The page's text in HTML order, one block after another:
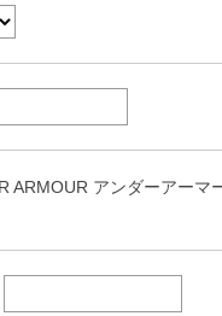
ARMOUR アンダーアー